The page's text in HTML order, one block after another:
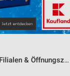
& Öffnungszeiten